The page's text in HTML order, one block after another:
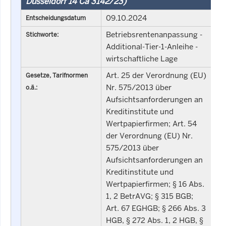
Entscheidungsdatum 09.10.2024
Stichworte:
Betriebsrentenanpassung -
Additional-Tier-1-Anleihe -
wirtschaftliche Lage
Gesetze, Tarifnormen
o.ä.:
Art. 25 der Verordnung (EU)
Nr. 575/2013 über
Aufsichtsanforderungen an
Kreditinstitute und
Wertpapierfirmen; Art. 54
der Verordnung (EU) Nr.
575/2013 über
Aufsichtsanforderungen an
Kreditinstitute und
Wertpapierfirmen; § 16 Abs.
1, 2 BetrAVG; § 315 BGB;
Art. 67 EGHGB; § 266 Abs. 3
HGB, § 272 Abs. 1, 2 HGB, §